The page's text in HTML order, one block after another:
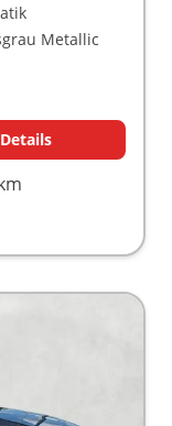
Metallic
Details